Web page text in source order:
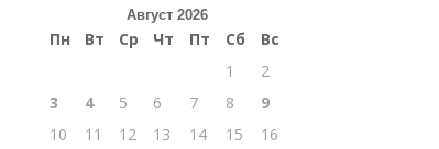
Август 2026
Пн Вт Ср Чт Пт Сб
Вс
1
2
3
4 5 6 7 8
9
10
11 12 13 14 15
16